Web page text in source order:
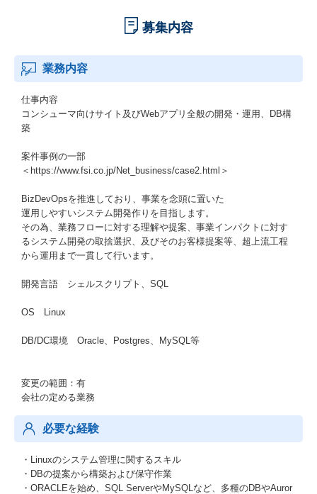
募集内容
業務内容
仕事内容
コンシューマ向けサイト及びWebアプリ全般の開発・運用、DB構
築
案件事例の一部
＜https://www.fsi.co.jp/Net_business/case2.html＞
BizDevOpsを推進しており、事業を念頭に置いた
運用しやすいシステム開発作りを目指します。
その為、業務フローに対する理解や提案、事業インパクトに対す
るシステム開発の取捨選択、及びそのお客様提案等、超上流工程
から運用まで一貫して行います。
開発言語 シェルスクリプト、SQL
OS Linux
DB/DC環境 Oracle、Postgres、MySQL等
変更の範囲：有
会社の定める業務
必要な経験
・Linuxのシステム管理に関するスキル
・DBの提案から構築および保守作業
・ORACLEを始め、SQL ServerやMySQLなど、多種のDBやAuror